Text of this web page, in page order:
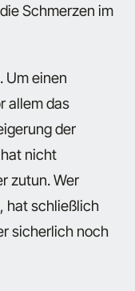
Schmerzen im
Um einen
allem das
der
nicht
zutun. Wer
hat schließlich
sicherlich noch